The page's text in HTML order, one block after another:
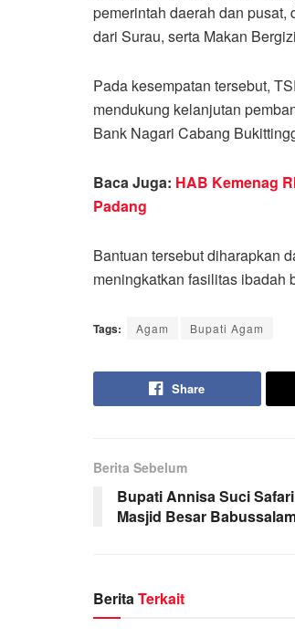
pemerintah daerah dan
dari Surau, serta Makan
Pada kesempatan tersebut,
mendukung kelanjutan
Bank Nagari Cabang
Baca Juga: HAB Kemenag
Padang
Bantuan tersebut diharapkan
meningkatkan fasilitas ibadah
Tags: Agam Bupati Agam
Share
Berita Sebelum
Bupati Annisa Suci
Masjid Besar
BeritaTerkait